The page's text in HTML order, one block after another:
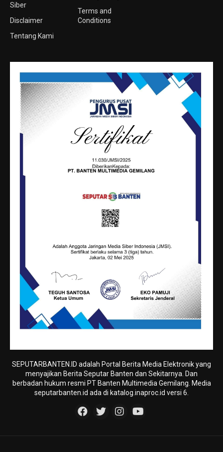
Siber
Disclaimer
Tentang Kami
Terms and
Conditions
SEPUTARBANTEN.ID adalah Portal Berita Media Elektronik yang
menyajikan Berita Seputar Banten dan Sekitarnya. Dan
berbadan hukum resmi PT Banten Multimedia Gemilang. Media
seputarbanten.id ada di katalog.inaproc.id versi 6.